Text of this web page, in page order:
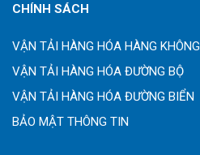
CHÍNH SÁCH
VẬN TẢI HÀNG HÓA HÀNG KHÔNG
VẬN TẢI HÀNG HÓA ĐƯỜNG BỘ
VẬN TẢI HÀNG HÓA ĐƯỜNG BIỂN
BẢO MẬT THÔNG TIN